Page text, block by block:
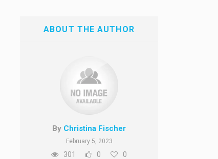
ABOUT THE AUTHOR
By Christina Fischer
February 5, 2023
301 0 0